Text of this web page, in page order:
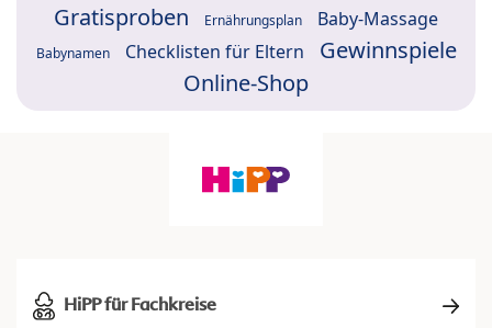
Gratisproben Ernährungsplan Baby-Massage
Babynamen Checklisten für Eltern
Gewinnspiele
Online-Shop
HiPP für Fachkreise